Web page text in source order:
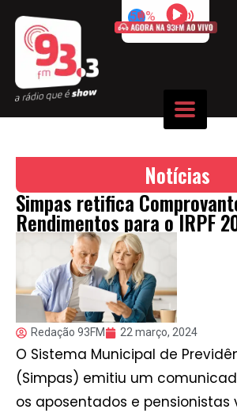
50%
Notícias
Simpas retifica
Rendimentos para o IRPF
Redação 93FM 22 março, 2024
O Sistema Municipal de
(Simpas) emitiu um
os aposentados e pensionistas